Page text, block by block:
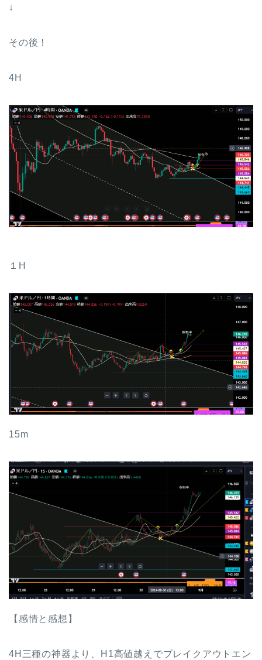
↓
その後！
4H
１H
15m
【感情と感想】
4H三種の神器より、H1高値越えでブレイクアウトエン